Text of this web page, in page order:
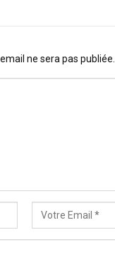
ne sera pas publiée.